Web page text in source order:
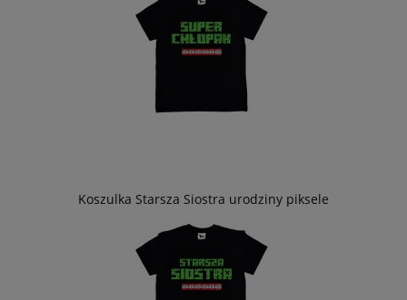
Koszulka Starsza Siostra urodziny piksele